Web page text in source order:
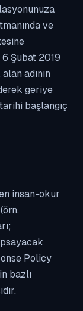
ve
Şubat 2019
adının
geriye
başlangıç
insan-okur
Policy
bazlı